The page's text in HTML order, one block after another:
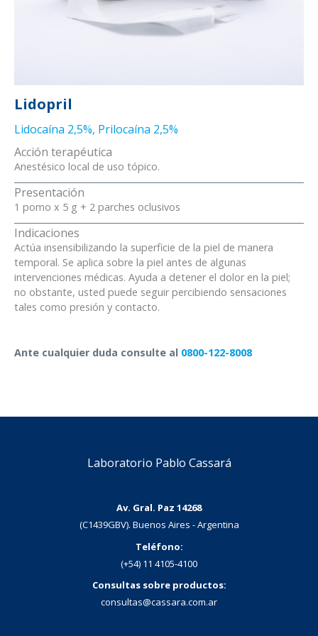
Lidopril
Lidocaína 2,5%, Prilocaína 2,5%
Acción terapéutica
Anestésico local de uso tópico.
Presentación
1 pomo x 5 g + 2 parches oclusivos
Indicaciones
Actúa insensibilizando la superficie de la piel de manera
temporal. Se aplica sobre la piel antes de algunas
intervenciones médicas. Ayuda a detener el dolor en la piel;
no obstante, usted puede seguir percibiendo sensaciones
tales como presión y contacto.
Ante cualquier duda consulte al 0800-122-8008
Laboratorio Pablo Cassará
Av. Gral. Paz 14268
(C1439GBV). Buenos Aires - Argentina
Teléfono:
(+54) 11 4105-4100
Consultas sobre productos:
consultas@cassara.com.ar